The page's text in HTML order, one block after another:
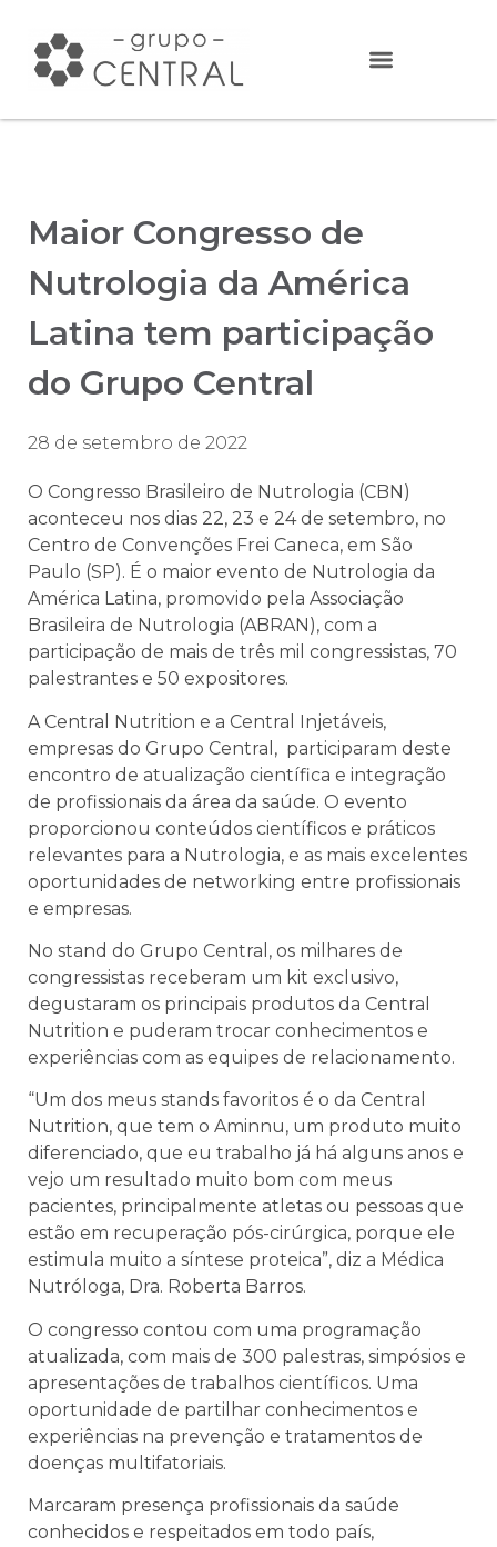
Maior Congresso de
Nutrologia da América
Latina tem participação
do Grupo Central
28 de setembro de 2022
O Congresso Brasileiro de Nutrologia (CBN)
aconteceu nos dias 22, 23 e 24 de setembro, no
Centro de Convenções Frei Caneca, em São
Paulo (SP). É o maior evento de Nutrologia da
América Latina, promovido pela Associação
Brasileira de Nutrologia (ABRAN), com a
participação de mais de três mil congressistas, 70
palestrantes e 50 expositores.
A Central Nutrition e a Central Injetáveis,
empresas do Grupo Central, participaram deste
encontro de atualização científica e integração
de profissionais da área da saúde. O evento
proporcionou conteúdos científicos e práticos
relevantes para a Nutrologia, e as mais excelentes
oportunidades de networking entre profissionais
e empresas.
No stand do Grupo Central, os milhares de
congressistas receberam um kit exclusivo,
degustaram os principais produtos da Central
Nutrition e puderam trocar conhecimentos e
experiências com as equipes de relacionamento.
“Um dos meus stands favoritos é o da Central
Nutrition, que tem o Aminnu, um produto muito
diferenciado, que eu trabalho já há alguns anos e
vejo um resultado muito bom com meus
pacientes, principalmente atletas ou pessoas que
estão em recuperação pós-cirúrgica, porque ele
estimula muito a síntese proteica”, diz a Médica
Nutróloga, Dra. Roberta Barros.
O congresso contou com uma programação
atualizada, com mais de 300 palestras, simpósios e
apresentações de trabalhos científicos. Uma
oportunidade de partilhar conhecimentos e
experiências na prevenção e tratamentos de
doenças multifatoriais.
Marcaram presença profissionais da saúde
conhecidos e respeitados em todo país,